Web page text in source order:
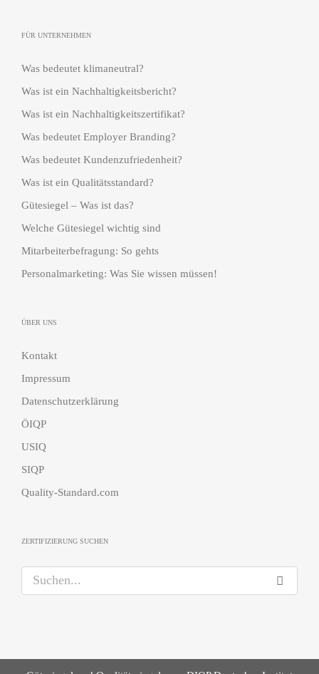
FÜR UNTERNEHMEN
Was bedeutet klimaneutral?
Was ist ein Nachhaltigkeitsbericht?
Was ist ein Nachhaltigkeitszertifikat?
Was bedeutet Employer Branding?
Was bedeutet Kundenzufriedenheit?
Was ist ein Qualitätsstandard?
Gütesiegel – Was ist das?
Welche Gütesiegel wichtig sind
Mitarbeiterbefragung: So gehts
Personalmarketing: Was Sie wissen müssen!
ÜBER UNS
Kontakt
Impressum
Datenschutzerklärung
ÖIQP
USIQ
SIQP
Quality-Standard.com
ZERTIFIZIERUNG SUCHEN
u
n